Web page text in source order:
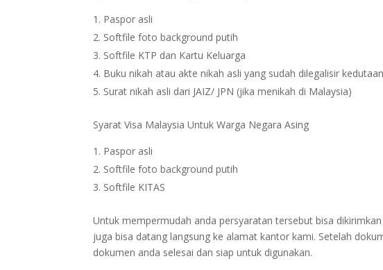
Paspor asli
Softfile foto background putih
Softfile KTP dan Kartu Keluarga
Buku nikah atau akte nikah asli yang sudah dilegalisir
Surat nikah asli dari JAIZ/ JPN (jika menikah di Malaysia)
Syarat Visa Malaysia Untuk Warga Negara Asing
Paspor asli
Softfile foto background putih
Softfile KITAS
Untuk mempermudah anda persyaratan tersebut bisa
juga bisa datang langsung ke alamat kantor kami. Setelah
dokumen anda selesai dan siap untuk digunakan.